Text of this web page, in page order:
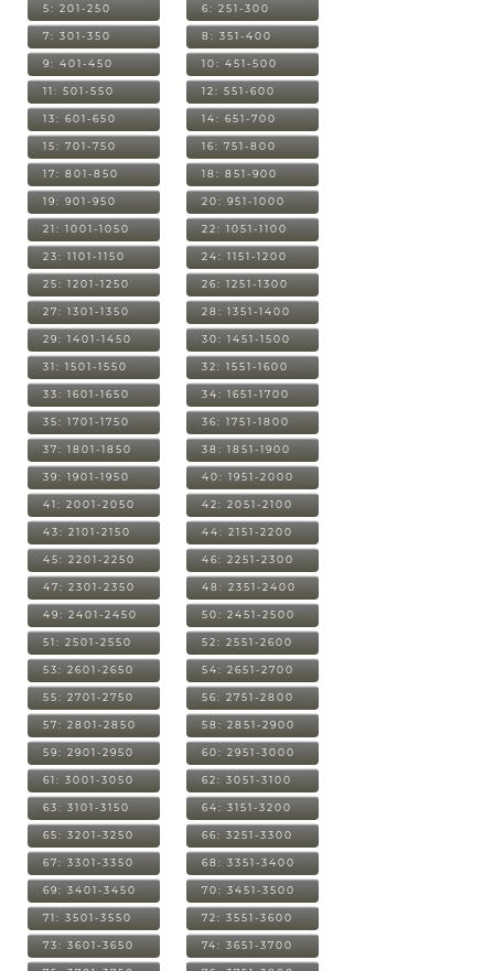
5: 201-250 6: 251-300
7: 301-350 8: 351-400
9: 401-450 10: 451-500
11: 501-550 12: 551-600
13: 601-650 14: 651-700
15: 701-750 16: 751-800
17: 801-850 18: 851-900
19: 901-950 20: 951-1000
21: 1001-1050 22: 1051-1100
23: 1101-1150 24: 1151-1200
25: 1201-1250 26: 1251-1300
27: 1301-1350 28: 1351-1400
29: 1401-1450 30: 1451-1500
31: 1501-1550 32: 1551-1600
33: 1601-1650 34: 1651-1700
35: 1701-1750 36: 1751-1800
37: 1801-1850 38: 1851-1900
39: 1901-1950 40: 1951-2000
41: 2001-2050 42: 2051-2100
43: 2101-2150 44: 2151-2200
45: 2201-2250 46: 2251-2300
47: 2301-2350 48: 2351-2400
49: 2401-2450 50: 2451-2500
51: 2501-2550 52: 2551-2600
53: 2601-2650 54: 2651-2700
55: 2701-2750 56: 2751-2800
57: 2801-2850 58: 2851-2900
59: 2901-2950 60: 2951-3000
61: 3001-3050 62: 3051-3100
63: 3101-3150 64: 3151-3200
65: 3201-3250 66: 3251-3300
67: 3301-3350 68: 3351-3400
69: 3401-3450 70: 3451-3500
71: 3501-3550 72: 3551-3600
73: 3601-3650 74: 3651-3700